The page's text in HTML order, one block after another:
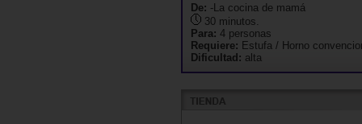
De: -La cocina de mamá
30 minutos.
Para: 4 personas
Requiere: Estufa / Horno
Dificultad: alta